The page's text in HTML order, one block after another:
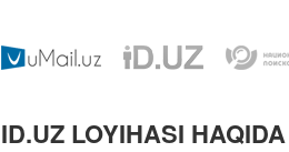
ID.UZ LOYIHASI HAQIDA